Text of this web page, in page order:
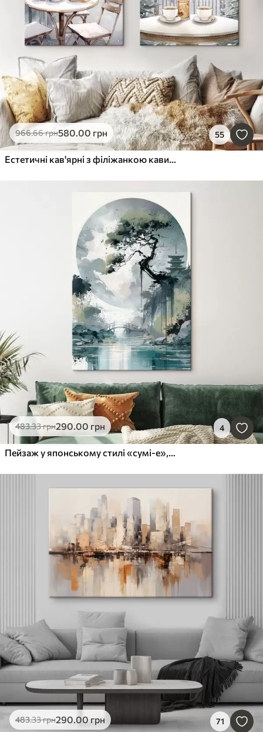
966.66грн580.00 грн 55
Естетичні кав'ярні з філіжанкою кави, вулиця Парижа, зима, архітектура
483.33грн290.00 грн 4
Пейзаж у японському стилі «сумі-е», на якому зображено струнку сосну, міст і пагоду на тлі спокійних вод
483.33грн290.00 грн 71